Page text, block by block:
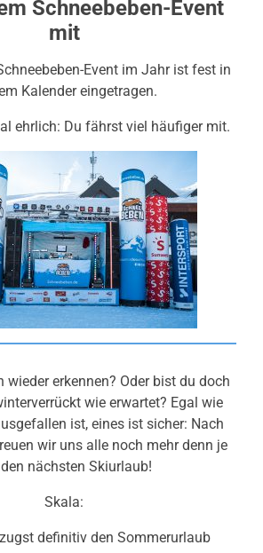
Schneebeben-Event
mit
Event im Jahr ist fest in
Kalender eingetragen.
ehrlich: Du fährst viel häufiger mit.
wieder erkennen? Oder bist du doch
wie erwartet? Egal wie
ist, eines ist sicher: Nach
wir uns alle noch mehr denn je
nächsten Skiurlaub!
Skala:
definitiv den Sommerurlaub